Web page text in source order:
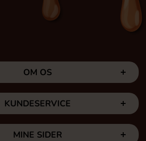
OM OS
KUNDESERVICE
MINE SIDER